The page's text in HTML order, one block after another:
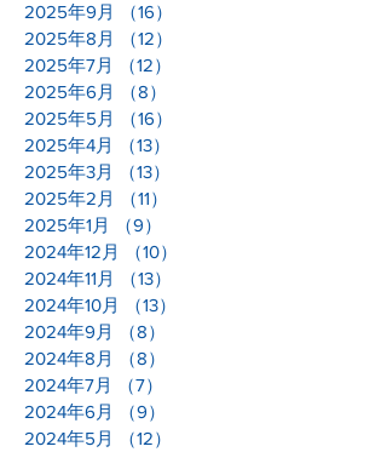
2025年9月
（16）
2025年8月
（12）
2025年7月
（12）
2025年6月
（8）
2025年5月
（16）
2025年4月
（13）
2025年3月
（13）
2025年2月
（11）
2025年1月
（9）
2024年12月
（10）
2024年11月
（13）
2024年10月
（13）
2024年9月
（8）
2024年8月
（8）
2024年7月
（7）
2024年6月
（9）
2024年5月
（12）